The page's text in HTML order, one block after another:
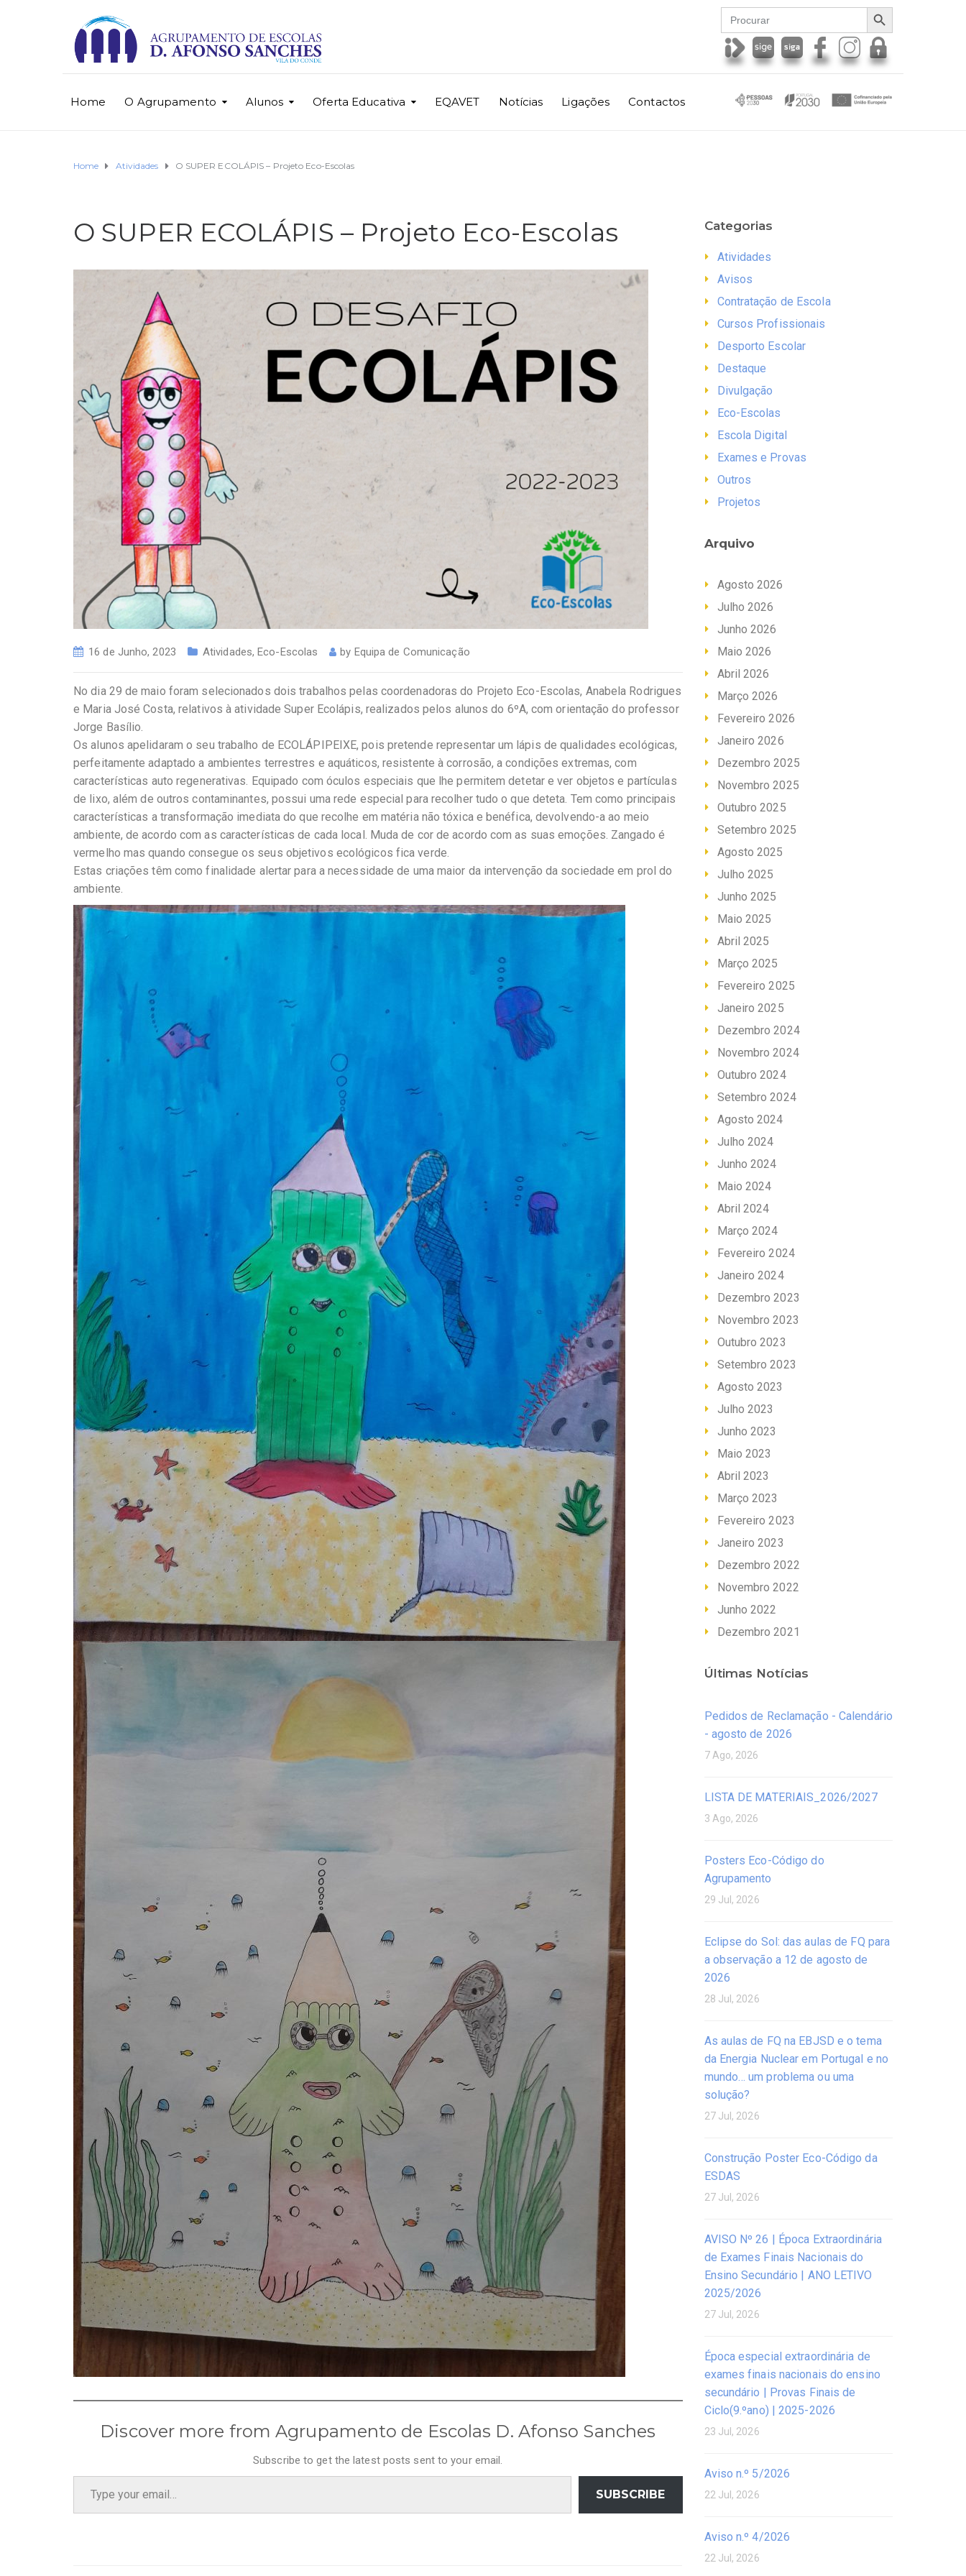
Search
for:
SEARCH BUTTON
Home O Agrupamento Alunos Oferta Educativa EQAVET Notícias Ligações Contactos
Home Atividades O SUPER ECOLÁPIS – Projeto Eco-Escolas
O SUPER ECOLÁPIS – Projeto Eco-Escolas
16 de Junho, 2023 Atividades,Eco-Escolas by Equipa de Comunicação
No dia 29 de maio foram selecionados dois trabalhos pelas coordenadoras do Projeto Eco-Escolas, Anabela Rodrigues
e Maria José Costa, relativos à atividade Super Ecolápis, realizados pelos alunos do 6ºA, com orientação do professor
Jorge Basílio.
Os alunos apelidaram o seu trabalho de ECOLÁPIPEIXE, pois pretende representar um lápis de qualidades ecológicas,
perfeitamente adaptado a ambientes terrestres e aquáticos, resistente à corrosão, a condições extremas, com
características auto regenerativas. Equipado com óculos especiais que lhe permitem detetar e ver objetos e partículas
de lixo, além de outros contaminantes, possui uma rede especial para recolher tudo o que deteta. Tem como principais
características a transformação imediata do que recolhe em matéria não tóxica e benéfica, devolvendo-a ao meio
ambiente, de acordo com as características de cada local. Muda de cor de acordo com as suas emoções. Zangado é
vermelho mas quando consegue os seus objetivos ecológicos fica verde.
Estas criações têm como finalidade alertar para a necessidade de uma maior da intervenção da sociedade em prol do
ambiente.
Discover more from Agrupamento de Escolas D. Afonso Sanches
Subscribe to get the latest posts sent to your email.
Type your email…
SUBSCRIBE
Categorias
Atividades
Avisos
Contratação de Escola
Cursos Profissionais
Desporto Escolar
Destaque
Divulgação
Eco-Escolas
Escola Digital
Exames e Provas
Outros
Projetos
Arquivo
Agosto 2026
Julho 2026
Junho 2026
Maio 2026
Abril 2026
Março 2026
Fevereiro 2026
Janeiro 2026
Dezembro 2025
Novembro 2025
Outubro 2025
Setembro 2025
Agosto 2025
Julho 2025
Junho 2025
Maio 2025
Abril 2025
Março 2025
Fevereiro 2025
Janeiro 2025
Dezembro 2024
Novembro 2024
Outubro 2024
Setembro 2024
Agosto 2024
Julho 2024
Junho 2024
Maio 2024
Abril 2024
Março 2024
Fevereiro 2024
Janeiro 2024
Dezembro 2023
Novembro 2023
Outubro 2023
Setembro 2023
Agosto 2023
Julho 2023
Junho 2023
Maio 2023
Abril 2023
Março 2023
Fevereiro 2023
Janeiro 2023
Dezembro 2022
Novembro 2022
Junho 2022
Dezembro 2021
Últimas Notícias
Pedidos de Reclamação - Calendário
- agosto de 2026
7 Ago, 2026
LISTA DE MATERIAIS_2026/2027
3 Ago, 2026
Posters Eco-Código do
Agrupamento
29 Jul, 2026
Eclipse do Sol: das aulas de FQ para
a observação a 12 de agosto de
2026
28 Jul, 2026
As aulas de FQ na EBJSD e o tema
da Energia Nuclear em Portugal e no
mundo… um problema ou uma
solução?
27 Jul, 2026
Construção Poster Eco-Código da
ESDAS
27 Jul, 2026
AVISO Nº 26 | Época Extraordinária
de Exames Finais Nacionais do
Ensino Secundário | ANO LETIVO
2025/2026
27 Jul, 2026
Época especial extraordinária de
exames finais nacionais do ensino
secundário | Provas Finais de
Ciclo(9.ºano) | 2025-2026
23 Jul, 2026
Aviso n.º 5/2026
22 Jul, 2026
Aviso n.º 4/2026
22 Jul, 2026